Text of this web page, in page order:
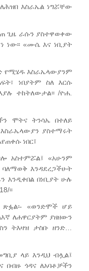
ለሕዝበ እስራኤል ነግሯቸው
ጊዜ ራሱን ያስተዋወቀው
ነው፡፡ «ሙሴ እና ነቢያት
የሚሄዱ እስራኤላውያንም
ነበያትም ስለ እርሱ
ተከትለውታል፡፡ /ዮሐ.
ሞትና ትንሳኤ በተለይ
ያስተማሩት
ነበር፤
አስተምሯል፤ «አሁንም
እንዳደረጋችሁት
እንዲቀበል በነቢያት ሁሉ
፡፡
«ወንድሞች ሆይ
ለሐዋርያትም ያዘዘውን
ትእዛዝ ታስቡ ዘንድ…
ላይ እንዲህ ብሏል፤
በብዙ ጎዳና ለአባቶቻችን